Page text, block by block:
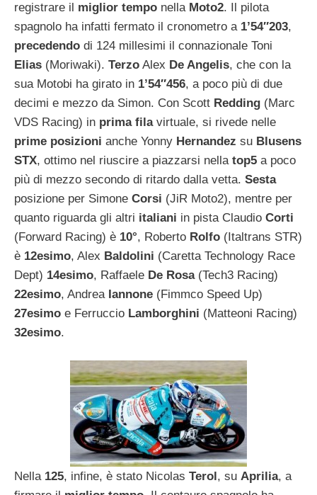
registrare il miglior tempo nella Moto2. Il pilota
spagnolo ha infatti fermato il cronometro a 1’54″203,
precedendo di 124 millesimi il connazionale Toni
Elias (Moriwaki). Terzo Alex De Angelis, che con la
sua Motobi ha girato in 1’54″456, a poco più di due
decimi e mezzo da Simon. Con Scott Redding (Marc
VDS Racing) in prima filavirtuale, si rivede nelle
prime posizioni anche Yonny Hernandez su Blusens
STX, ottimo nel riuscire a piazzarsi nella top5 a poco
più di mezzo secondo di ritardo dalla vetta. Sesta
posizione per Simone Corsi (JiR Moto2), mentre per
quanto riguarda gli altri italiani in pista Claudio Corti
(Forward Racing) è 10°, Roberto Rolfo (Italtrans STR)
è 12esimo, Alex Baldolini (Caretta Technology Race
Dept) 14esimo, Raffaele De Rosa(Tech3 Racing)
22esimo, Andrea Iannone (Fimmco Speed Up)
27esimo e Ferruccio Lamborghini (Matteoni Racing)
32esimo.
Nella 125, infine, è stato Nicolas Terol, su Aprilia, a